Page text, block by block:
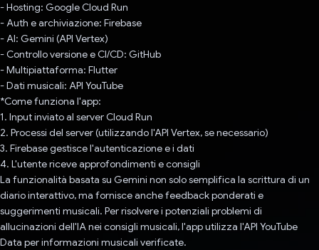
- Hosting: Google Cloud Run
- Auth e archiviazione: Firebase
- AI: Gemini (API Vertex)
- Controllo versione e CI/CD: GitHub
- Multipiattaforma: Flutter
- Dati musicali: API YouTube
*Come funziona l'app:
1. Input inviato al server Cloud Run
2. Processi del server (utilizzando l'API Vertex, se necessario)
3. Firebase gestisce l'autenticazione e i dati
4. L'utente riceve approfondimenti e consigli
La funzionalità basata su Gemini non solo semplifica la scrittura di un
diario interattivo, ma fornisce anche feedback ponderati e
suggerimenti musicali. Per risolvere i potenziali problemi di
allucinazioni dell'IA nei consigli musicali, l'app utilizza l'API YouTube
Data per informazioni musicali verificate.